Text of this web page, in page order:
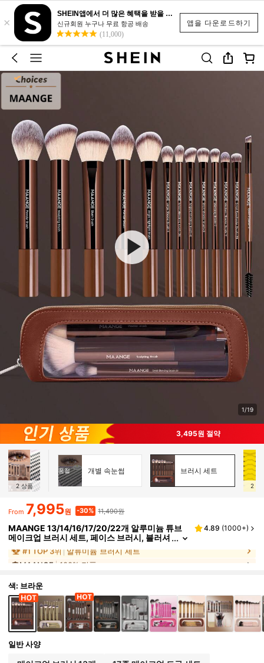
앱을 다운로드하기
×
SHEIN앱에서 더 많은 혜택을 받을 수 있어요.
신규회원 누구나 무료 항공 배송
(11,000)
1/19
3,495원 절약
2 상품
품절 개별 속눈썹 브러시 세트
2
From 7,995원 -30% 11,490원
MAANGE 13/14/16/17/20/22개 알루미늄 튜브
메이크업 브러시 세트, 페이스 브러시, 블러셔
시, 아이섀도우 브러시, 아이브로우 브러시, 블렌
딩 브러시, 하이라이터 브러시, 컨실러 브러시 포
여행에 이상적, 완벽한 메이크업 도구 선물 세트.,
전문가용
4.89 (1000+)
MAANGE 100% 정품
색: 브라운
일반 사양